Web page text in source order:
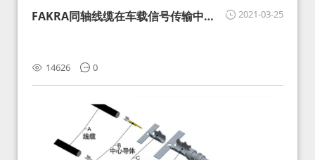
2021-03-25
FAKRA同轴线缆在车载信号传输中的
14626 0